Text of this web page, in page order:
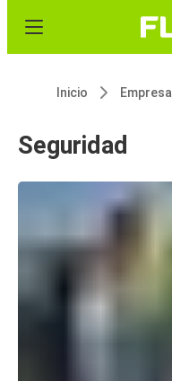
Inicio Empresa
Seguridad